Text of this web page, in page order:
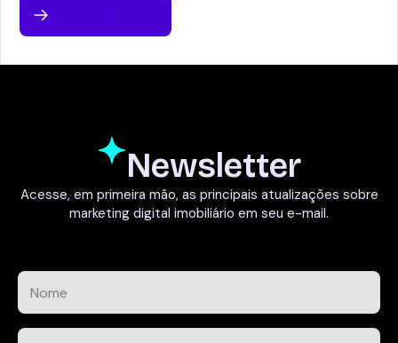
Newsletter
Acesse, em primeira mão, as principais atualizações sobre
marketing digital imobiliário em seu e-mail.
Nome
E-